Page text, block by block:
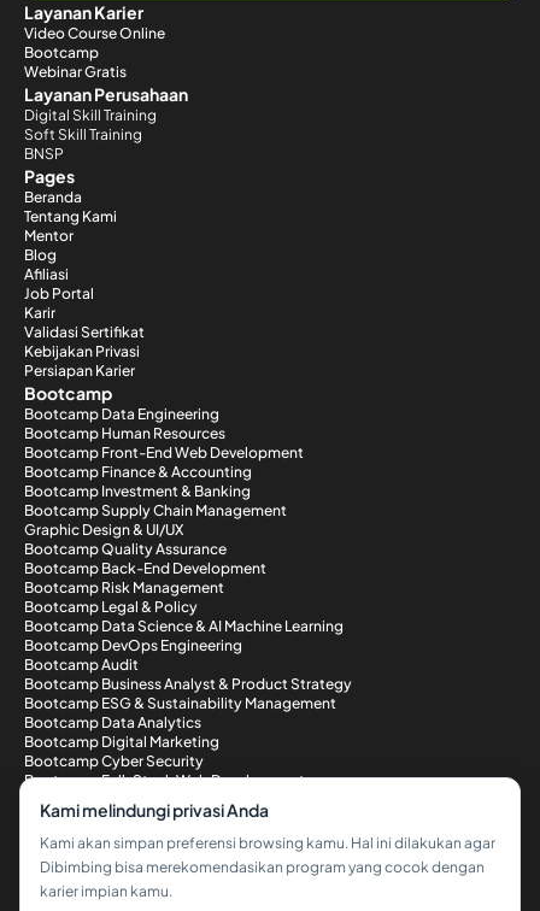
Layanan Karier
Video Course Online
Bootcamp
Webinar Gratis
Layanan Perusahaan
Digital Skill Training
Soft Skill Training
BNSP
Pages
Beranda
Tentang Kami
Mentor
Blog
Afiliasi
Job Portal
Karir
Validasi Sertifikat
Kebijakan Privasi
Persiapan Karier
Bootcamp
Bootcamp Data Engineering
Bootcamp Human Resources
Bootcamp Front-End Web Development
Bootcamp Finance & Accounting
Bootcamp Investment & Banking
Bootcamp Supply Chain Management
Graphic Design & UI/UX
Bootcamp Quality Assurance
Bootcamp Back-End Development
Bootcamp Risk Management
Bootcamp Legal & Policy
Bootcamp Data Science & AI Machine Learning
Bootcamp DevOps Engineering
Bootcamp Audit
Bootcamp Business Analyst & Product Strategy
Bootcamp ESG & Sustainability Management
Bootcamp Data Analytics
Bootcamp Digital Marketing
Bootcamp Cyber Security
Bootcamp Full-Stack Web Development
Metode Pembayaran
Kami melindungi privasi Anda
Kami akan simpan preferensi browsing kamu. Hal ini dilakukan agar
Dibimbing bisa merekomendasikan program yang cocok dengan
karier impian kamu.